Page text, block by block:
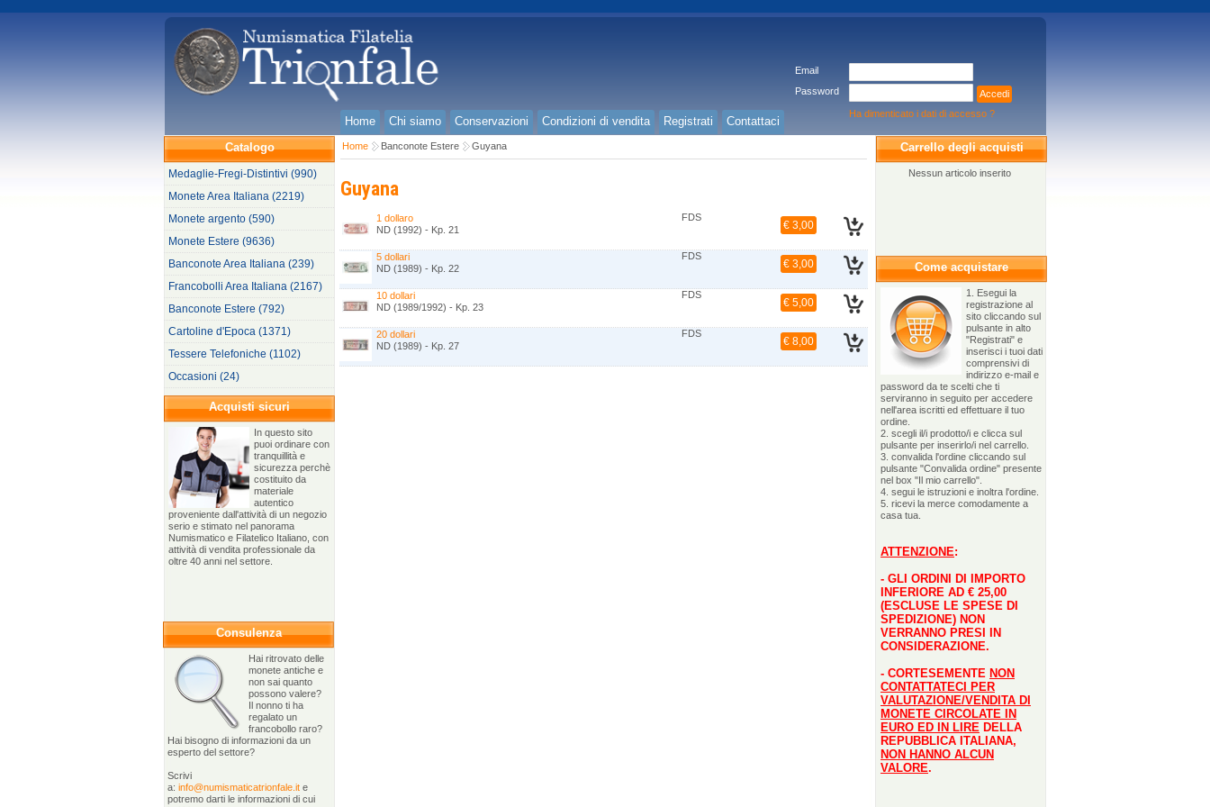
Email
Password
Accedi
Ha dimenticato i dati di accesso ?
Home Chi siamo Conservazioni Condizioni di vendita Registrati
Contattaci
Catalogo
Medaglie-Fregi-Distintivi (990)
Monete Area Italiana (2219)
Monete argento (590)
Monete Estere (9636)
Banconote Area Italiana (239)
Francobolli Area Italiana (2167)
Banconote Estere (792)
Cartoline d'Epoca (1371)
Tessere Telefoniche (1102)
Occasioni (24)
Acquisti sicuri
In questo sito
puoi ordinare con
tranquillità e
sicurezza perchè
costituito da
materiale
autentico
proveniente dall'attività di un negozio
serio e stimato nel panorama
Numismatico e Filatelico Italiano, con
attività di vendita professionale da
oltre 40 anni nel settore.
Consulenza
Hai ritrovato delle
monete antiche e
non sai quanto
possono valere?
Il nonno ti ha
regalato un
francobollo raro?
Hai bisogno di informazioni da un
esperto del settore?
Scrivi
a: info@numismaticatrionfale.it e
potremo darti le informazioni di cui
Carrello degli acquisti
Nessun articolo inserito
Come acquistare
1. Esegui la
registrazione al
sito cliccando sul
pulsante in alto
"Registrati" e
inserisci i tuoi dati
comprensivi di
indirizzo e-mail e
password da te scelti che ti
serviranno in seguito per accedere
nell'area iscritti ed effettuare il tuo
ordine.
2. scegli il/i prodotto/i e clicca sul
pulsante per inserirlo/i nel carrello.
3. convalida l'ordine cliccando sul
pulsante "Convalida ordine" presente
nel box "Il mio carrello".
4. segui le istruzioni e inoltra l'ordine.
5. ricevi la merce comodamente a
casa tua.
ATTENZIONE:
- GLI ORDINI DI IMPORTO
INFERIORE AD € 25,00
(ESCLUSE LE SPESE DI
SPEDIZIONE) NON
VERRANNO PRESI IN
CONSIDERAZIONE.
- CORTESEMENTE NON
CONTATTATECI PER
VALUTAZIONE/VENDITA DI
MONETE CIRCOLATE IN
EURO ED IN LIRE DELLA
REPUBBLICA ITALIANA,
NON HANNO ALCUN
VALORE.
Home Banconote Estere Guyana
Guyana
1 dollaro
FDS
ND (1992) - Kp. 21
€ 3,00
5 dollari
FDS
ND (1989) - Kp. 22
€ 3,00
10 dollari
FDS
ND (1989/1992) - Kp. 23
€ 5,00
20 dollari
FDS
ND (1989) - Kp. 27
€ 8,00